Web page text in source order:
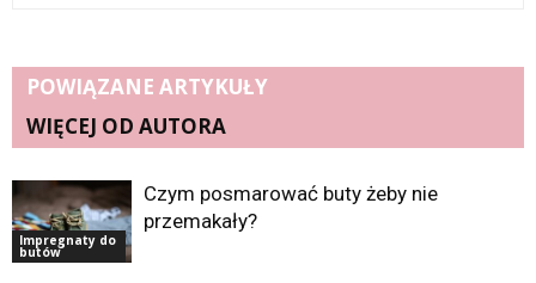
POWIĄZANE ARTYKUŁY
WIĘCEJ OD AUTORA
Impregnaty do
butów
Czym posmarować buty żeby nie
przemakały?